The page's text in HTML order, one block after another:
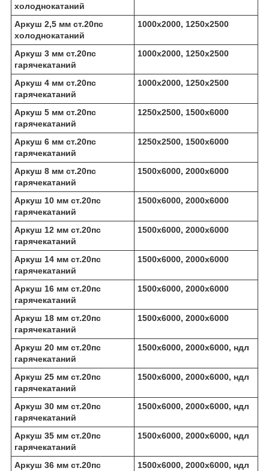
холоднокатаний
Аркуш 2,5 мм ст.20пс
холоднокатаний
1000х2000, 1250х2500
Аркуш 3 мм ст.20пс
гарячекатаний
1000х2000, 1250х2500
Аркуш 4 мм ст.20пс
гарячекатаний
1000х2000, 1250х2500
Аркуш 5 мм ст.20пс
гарячекатаний
1250х2500, 1500х6000
Аркуш 6 мм ст.20пс
гарячекатаний
1250х2500, 1500х6000
Аркуш 8 мм ст.20пс
гарячекатаний
1500х6000, 2000х6000
Аркуш 10 мм ст.20пс
гарячекатаний
1500х6000, 2000х6000
Аркуш 12 мм ст.20пс
гарячекатаний
1500х6000, 2000х6000
Аркуш 14 мм ст.20пс
гарячекатаний
1500х6000, 2000х6000
Аркуш 16 мм ст.20пс
гарячекатаний
1500х6000, 2000х6000
Аркуш 18 мм ст.20пс
гарячекатаний
1500х6000, 2000х6000
Аркуш 20 мм ст.20пс
гарячекатаний
1500х6000, 2000х6000, ндл
Аркуш 25 мм ст.20пс
гарячекатаний
1500х6000, 2000х6000, ндл
Аркуш 30 мм ст.20пс
гарячекатаний
1500х6000, 2000х6000, ндл
Аркуш 35 мм ст.20пс
гарячекатаний
1500х6000, 2000х6000, ндл
Аркуш 36 мм ст.20пс 1500х6000, 2000х6000, ндл